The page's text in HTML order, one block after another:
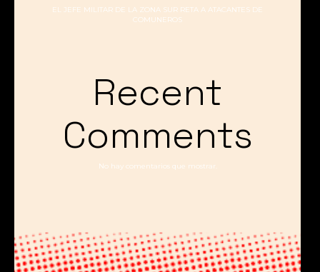
EL JEFE MILITAR DE LA ZONA SUR RETA A ATACANTES DE
COMUNEROS
Recent
Comments
No hay comentarios que mostrar.